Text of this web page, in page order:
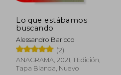
Lo que estábamos
buscando
Alessandro Baricco
(2)
ANAGRAMA, 2021, 1 Edición,
Tapa Blanda, Nuevo